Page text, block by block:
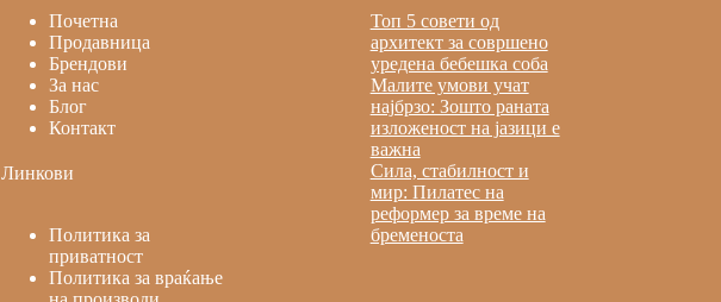
Почетна
Продавница
Брендови
За нас
Блог
Контакт
Линкови
Политика за
приватност
Политика за враќање
Топ 5 совети од
архитект за совршено
уредена бебешка соба
Малите умови учат
најбрзо: Зошто раната
изложеност на јазици е
важна
Сила, стабилност и
мир: Пилатес на
реформер за време на
бременоста